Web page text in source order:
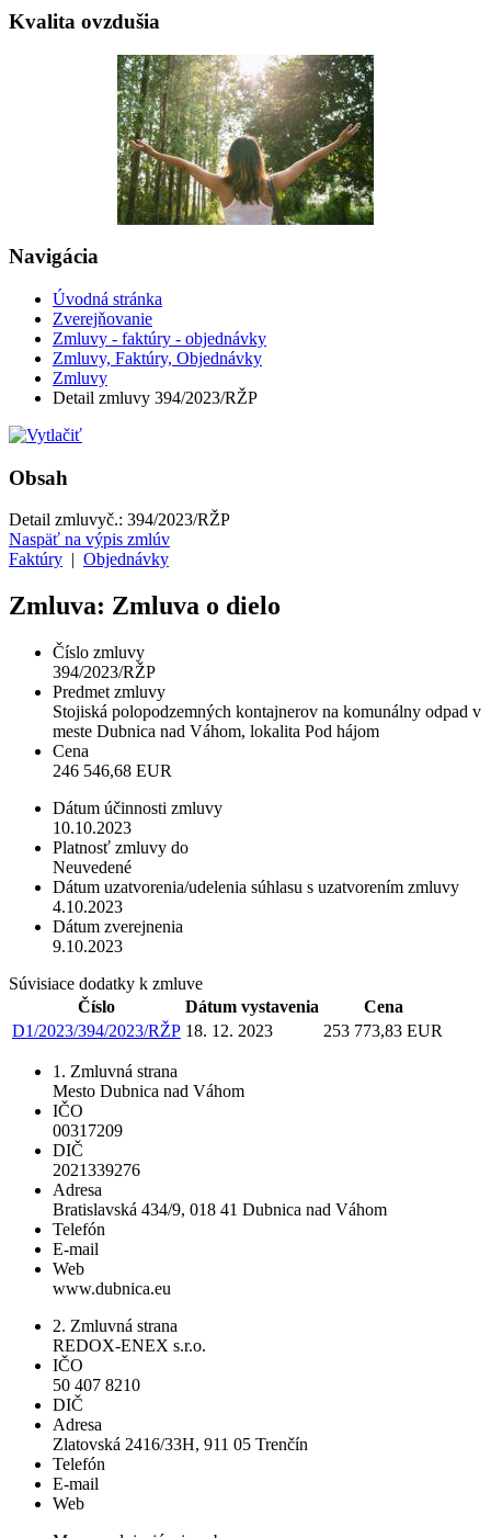
Kvalita ovzdušia
Navigácia
Úvodná stránka
Zverejňovanie
Zmluvy - faktúry - objednávky
Zmluvy, Faktúry, Objednávky
Zmluvy
Detail zmluvy 394/2023/RŽP
Obsah
Detail zmluvyč.: 394/2023/RŽP
Naspäť na výpis zmlúv
Faktúry | Objednávky
Zmluva: Zmluva o dielo
Číslo zmluvy
394/2023/RŽP
Predmet zmluvy
Stojiská polopodzemných kontajnerov na komunálny odpad v
meste Dubnica nad Váhom, lokalita Pod hájom
Cena
246 546,68 EUR
Dátum účinnosti zmluvy
10.10.2023
Platnosť zmluvy do
Neuvedené
Dátum uzatvorenia/udelenia súhlasu s uzatvorením zmluvy
4.10.2023
Dátum zverejnenia
9.10.2023
Súvisiace dodatky k zmluve
Číslo
Dátum vystavenia
Cena
D1/2023/394/2023/RŽP 18. 12. 2023 253 773,83 EUR
1. Zmluvná strana
Mesto Dubnica nad Váhom
IČO
00317209
DIČ
2021339276
Adresa
Bratislavská 434/9, 018 41 Dubnica nad Váhom
Telefón
E-mail
Web
www.dubnica.eu
2. Zmluvná strana
REDOX-ENEX s.r.o.
IČO
50 407 8210
DIČ
Adresa
Zlatovská 2416/33H, 911 05 Trenčín
Telefón
E-mail
Web